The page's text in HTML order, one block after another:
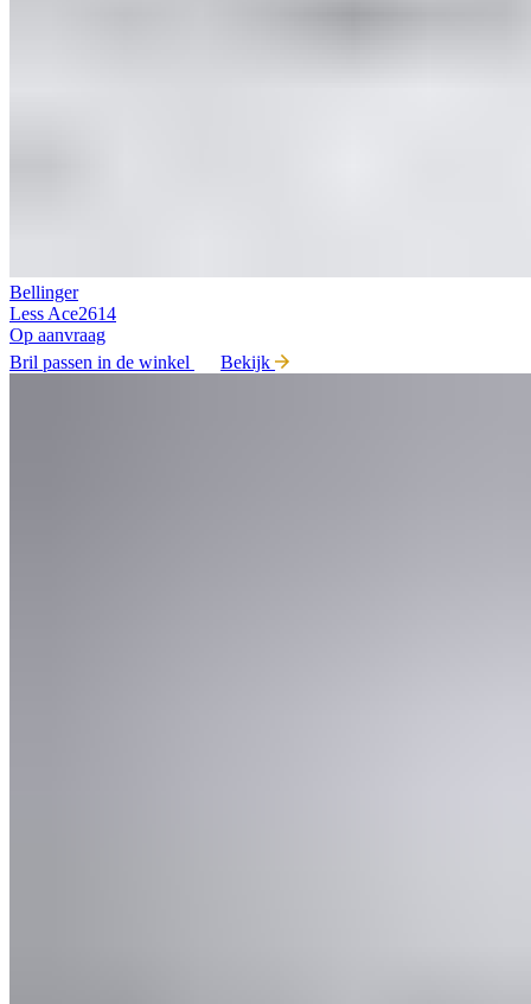
Bellinger
Less Ace2614
Op aanvraag
Bril passen in de winkel
Bekijk